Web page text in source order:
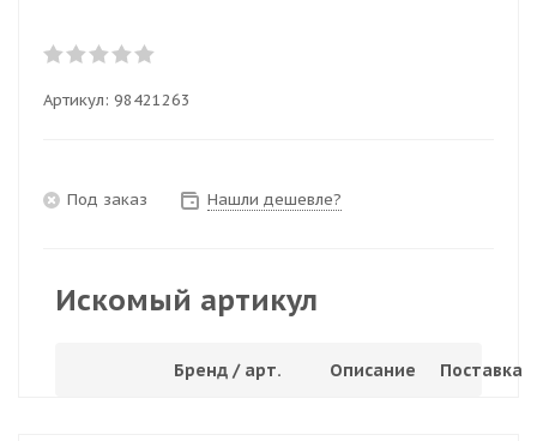
Артикул: 98421263
Под заказ Нашли дешевле?
Искомый артикул
Бренд / арт. Описание Поставка